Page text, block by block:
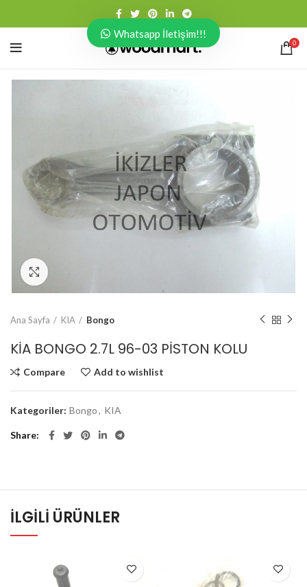
0
Ana Sayfa KIA Bongo
KİA BONGO 2.7L 96-03 PİSTON KOLU
Compare Add to wishlist
Kategoriler: Bongo, KIA
Share
İLGILI ÜRÜNLER
Whatsapp İletişim!!!